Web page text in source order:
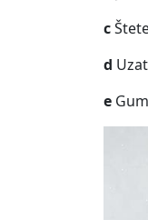
c
d
e